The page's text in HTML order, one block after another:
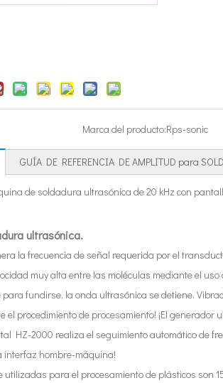
Marca del producto:Rps-sonic
GUÍA DE REFERENCIA DE AMPLITUD para
de soldadura ultrasónica de 20 kHz con
ultrasónica.
la frecuencia de señal requerida por el
muy alta entre las moléculas mediante el
fundirse, la onda ultrasónica se detiene.
el procedimiento de procesamiento! ¡El
HZ-2000 realiza el seguimiento automático de
interfaz hombre-máquina!
utilizadas para el procesamiento de plásticos son